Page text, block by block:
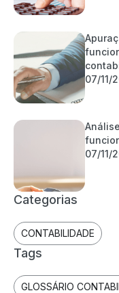
07/11/
07/11/
Categorias
CONTABILIDADE
Tags
GLOSSÁRIO